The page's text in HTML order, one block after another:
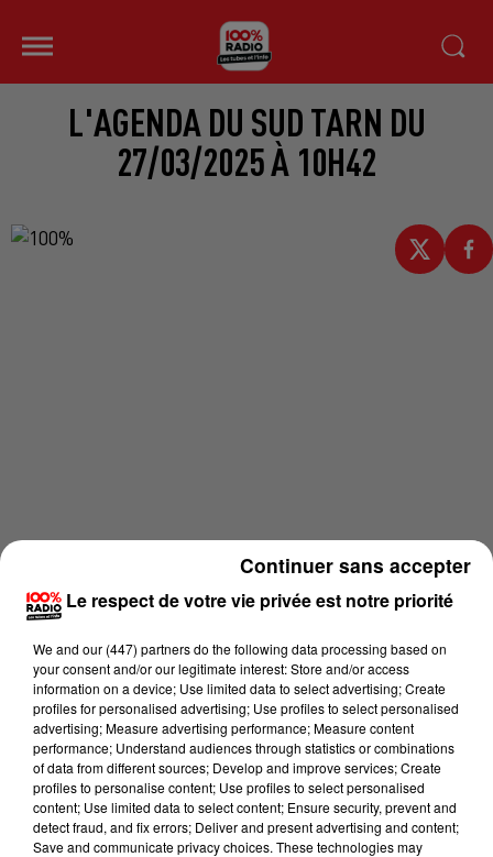
L'AGENDA DU SUD TARN DU
27/03/2025 À 10H42
Lecture (1 min 13 sec)
Le respect de votre vie privée est notre priorité
We and our (447) partnersdo the following data processing based on
your consent and/or our legitimate interest: Store and/or access
information on a device; Use limited data to select advertising; Create
profiles for personalised advertising; Use profiles to select personalised
advertising; Measure advertising performance; Measure content
performance; Understand audiences through statistics or combinations
of data from different sources; Develop and improve services; Create
profiles to personalise content; Use profiles to select personalised
content; Use limited data to select content; Ensure security, prevent and
detect fraud, and fix errors; Deliver and present advertising and content;
Save and communicate privacy choices. These technologies may
Continuer sans accepter